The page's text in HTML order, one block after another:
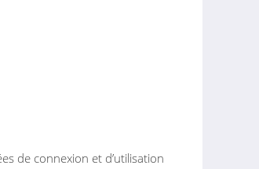
de connexion et d’utilisation